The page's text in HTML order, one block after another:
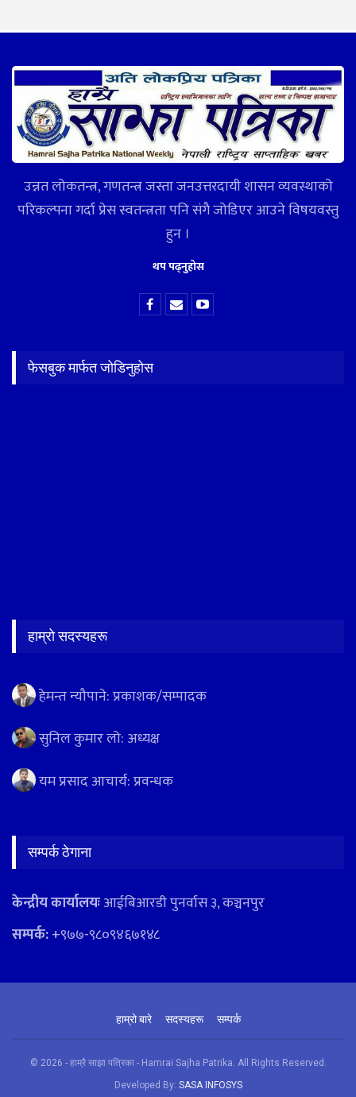
उन्नत लोकतन्त्र, गणतन्त्र जस्ता जनउत्तरदायी शासन व्यवस्थाको
परिकल्पना गर्दा प्रेस स्वतन्त्रता पनि संगै जोडिएर आउने विषयवस्तु
हुन ।
थप पढ्नुहोस
फेसबुक मार्फत जोडिनुहोस
हाम्रो सदस्यहरू
हेमन्त न्यौपाने: प्रकाशक/सम्पादक
सुनिल कुमार लो: अध्यक्ष
यम प्रसाद आचार्य: प्रवन्धक
सम्पर्क ठेगाना
केन्द्रीय कार्यालयःआईबिआरडी पुनर्वास ३, कञ्चनपुर
सम्पर्क:+९७७-९८०९४६७१४८
हाम्रो बारे सदस्यहरू सम्पर्क
© 2026 - हाम्रै साझा पत्रिका - Hamrai Sajha Patrika. All Rights Reserved.
Developed By: SASA INFOSYS